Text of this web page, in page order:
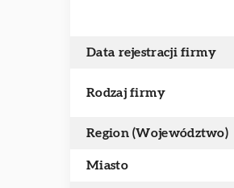
Data rejestracji firmy
Rodzaj firmy
Region (Województwo)
Miasto